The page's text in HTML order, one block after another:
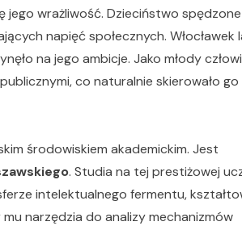
jego wrażliwość. Dzieciństwo
napięć społecznych. Włocławek
na jego ambicje. Jako młody
co naturalnie skierowało go
środowiskiem akademickim. Jest
. Studia na tej prestiżowej
intelektualnego fermentu,
narzędzia do analizy mechanizmów